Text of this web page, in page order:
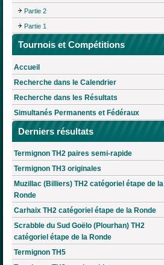
Partie 2
Partie 1
Tournois et Compétitions
Accueil
Recherche dans le Calendrier
Recherche dans les Résultats
Simultanés Permanents et Fédéraux
Derniers résultats
Termignon TH2 paires semi-rapide
Termignon TH3 originales
Muzillac (Billiers) TH2 catégoriel étape de la
Ronde
Carhaix TH2 catégoriel étape de la Ronde
Scrabble du Sud Goëlo (Plourhan) TH2
catégoriel étape de la Ronde
Termignon TH5